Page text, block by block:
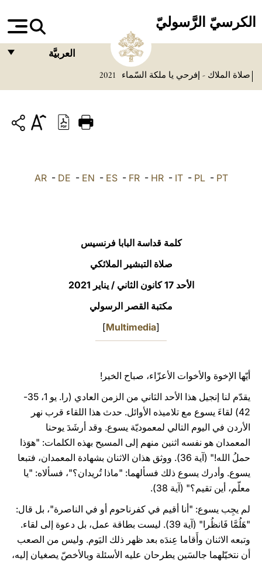
الكرسيّ الرَّسوليّ
العربيَّة
ITALIANO
LATINE
صلاة الملاك - إفرحي يا ملكة السّماء 2021
AR- DE - EN - ES- FR- HR- IT- PL- PT
كلمة قداسة البابا فرنسيس
صلاة التبشير الملائكي
الأحد 17 كانون الثاني / يناير 2021
مكتبة القصر الرسولي
[
Multimedia
]
أيّها الإخوة والأخوات الأعزّاء، صباح الخير!
يقدّم لنا إنجيل هذا الأحد الثاني من الزمن العادي (را. يو ​​1، 35-
42) لقاءَ يسوع مع تلاميذه الأوائل. حدث هذا اللقاء قرب نهر
الأردن في اليوم التالي لمعموديّة يسوع. وقد أرشَدَ يوحنا
المعمدان هو نفسه اثنين منهم إلى المسيح بهذه الكلمات: "هوَذا
حملُ الله!" (آية 36). ووثق هذان الاثنان بشهادة المعمدان، فتبعا
يسوع. وأدرك يسوع ذلك فسألهما: "ماذا تُريدان؟"، فسألاه: "يا
معلّم، أين تقيم؟" (آية 38).
لم يجِب يسوع: "أنا أقيم في كفرناحوم أو في الناصرة"، بل قال:
"هَلُمَّا فَانظُرا" (آية 39). ليست بطاقة عمل، بل دعوة إلى لقاء.
وتبعه الاثنان وأَقاما عِندَه بعد ظهر ذلك اليَوم. وليس من الصعب
أن نتخيّلهما جالسَين يطرحان عليه الأسئلة وبالأخصّ يصغيان إليه،